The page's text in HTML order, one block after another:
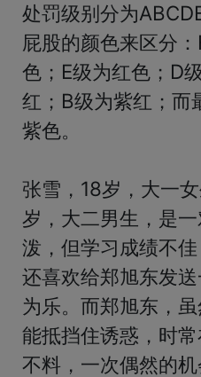
处罚级别分为
屁股的颜色来区分
色；E级为红色；D
红；B级为紫红；而
紫色。
张雪，18岁，大一
岁，大二男生，是
泼，但学习成绩不
还喜欢给郑旭东发
为乐。而郑旭东，
能抵挡住诱惑，时常
不料，一次偶然的